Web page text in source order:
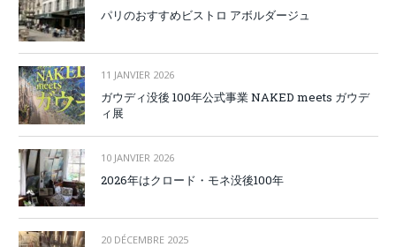
パリのおすすめビストロ アボルダージュ
11 JANVIER 2026
ガウディ没後 100年公式事業 NAKED meets ガウデ
ィ展
10 JANVIER 2026
2026年はクロード・モネ没後100年
20 DÉCEMBRE 2025